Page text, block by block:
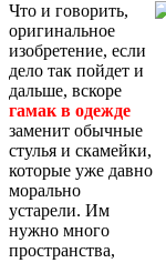
Что и говорить,
оригинальное
изобретение, если
дело так пойдет и
дальше, вскоре
гамак в одежде
заменит обычные
стулья и скамейки,
которые уже давно
морально
устарели. Им
нужно много
пространства,